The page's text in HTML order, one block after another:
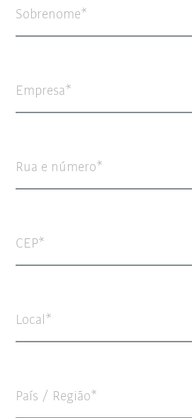
Sobrenome
Empresa
Rua e número
CEP
Local
País / Região*